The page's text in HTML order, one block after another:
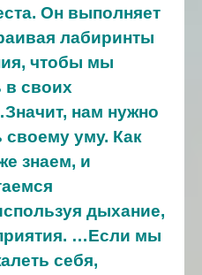
Он выполняет
лабиринты
чтобы мы
в своих
нам нужно
своему уму. Как
знаем, и
дыхание,
…Если мы
себя,